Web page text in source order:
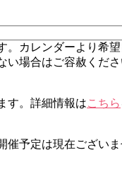
カレンダーより希
場合はご容赦くださ
す。詳細情報はこちら
予定は現在ございま